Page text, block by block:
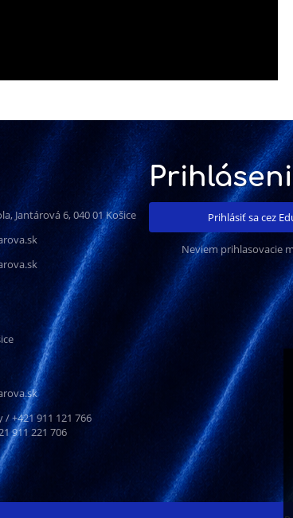
Jantárová 6, 040 01 Košice
+421 911 121 766
911 221 706
Prihlásiť sa cez
Neviem prihlasovacie